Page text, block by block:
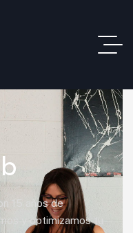
15 años de
y optimizamos tu